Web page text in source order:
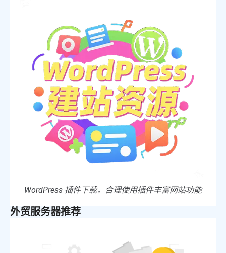
WordPress 插件下载，合理使用插件丰富网站功能
外贸服务器推荐